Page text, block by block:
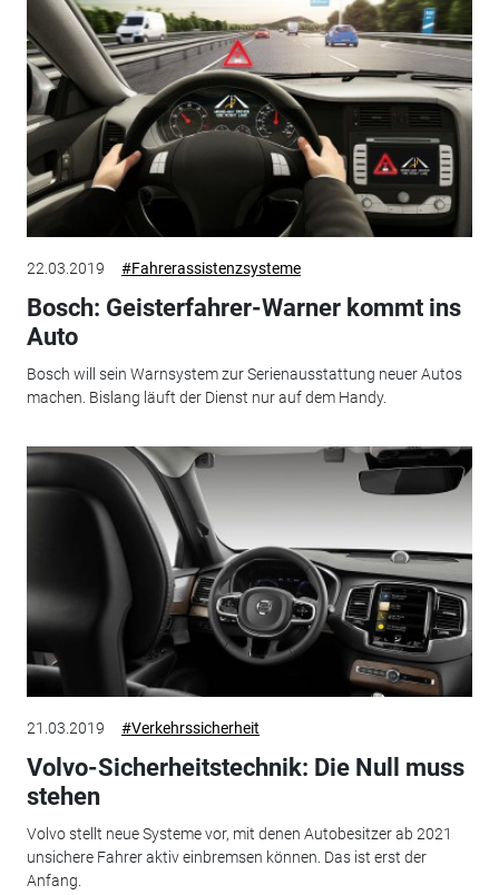
22.03.2019 #Fahrerassistenzsysteme
Bosch: Geisterfahrer-Warner kommt ins
Auto
Bosch will sein Warnsystem zur Serienausstattung neuer Autos
machen. Bislang läuft der Dienst nur auf dem Handy.
21.03.2019 #Verkehrssicherheit
Volvo-Sicherheitstechnik: Die Null muss
stehen
Volvo stellt neue Systeme vor, mit denen Autobesitzer ab 2021
unsichere Fahrer aktiv einbremsen können. Das ist erst der
Anfang.